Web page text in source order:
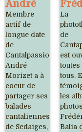
André
Membre
actif de
longue date
de
Cantalpassion,
André
Morizet a à
coeur de
partager ses
balades
cantaliennes, château
de Sedaiges,
La
de
est
toutes
tous.
les
Balia